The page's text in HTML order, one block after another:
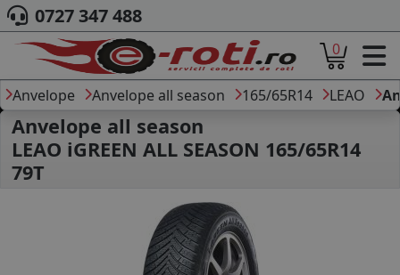
ACASA
DESPRE NOI
ANVELOPE
AUTO
CAMION
AGROINDUSTRIALE
CAUTARE DUPA
DIMENSIUNI
PRODUCATORI ANVELOPE
0727 347 488
0
Anvelope Anvelope all season 165/65R14 LEAO
Anvelope all season
LEAO iGREEN ALL SEASON 165/65R14
79T